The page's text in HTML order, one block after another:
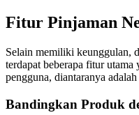
Fitur Pinjaman
Selain memiliki keunggulan,
terdapat beberapa fitur utama
pengguna, diantaranya
Bandingkan Produk